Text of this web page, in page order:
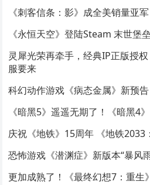
《刺客信条：影》成全美销量亚
《永恒天空》登陆Steam 末世堡
灵犀光荣再牵手，经典IP正版授
服要来
科幻动作游戏《病态金属》新预
《暗黑5》遥遥无期了！《暗黑4
庆祝《地铁》15周年 《地铁2033
恐怖游戏《潜渊症》新版本“暴风
更加成熟了！《最终幻想7：重生